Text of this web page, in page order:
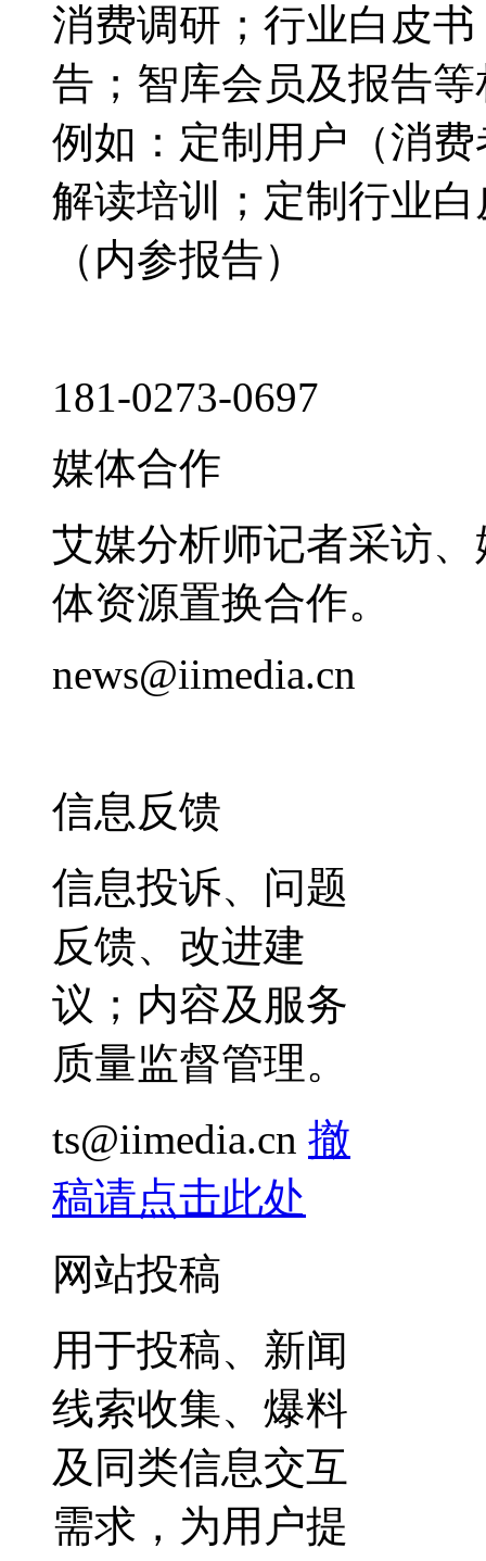
消费调研；行业白皮
告；智库会员及报告
例如：定制用户（消
解读培训；定制行业
（内参报告）
181-0273-0697
媒体合作
艾媒分析师记者采访
体资源置换合作。
news@iimedia.cn
信息反馈
信息投诉、问题
反馈、改进建
议；内容及服务
质量监督管理。
ts@iimedia.cn 撤
稿请点击此处
网站投稿
用于投稿、新闻
线索收集、爆料
及同类信息交互
需求，为用户提